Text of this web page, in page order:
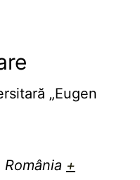
„Eugen
România +